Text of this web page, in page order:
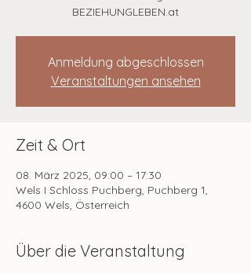
BEZIEHUNGLEBEN.at
Anmeldung abgeschlossen
Veranstaltungen ansehen
Zeit & Ort
08. März 2025, 09:00 – 17:30
Wels I Schloss Puchberg, Puchberg 1,
4600 Wels, Österreich
Über die Veranstaltung